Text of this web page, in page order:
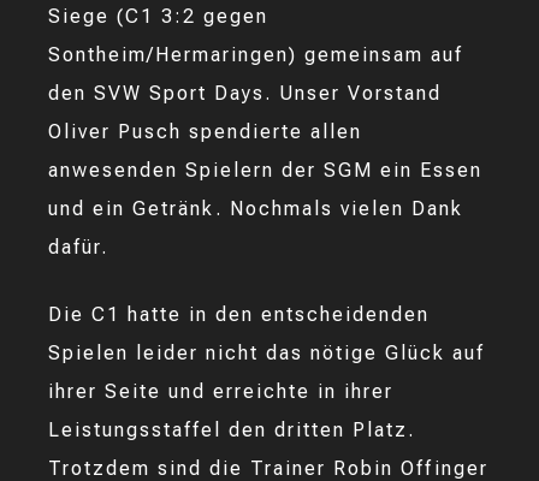
Siege (C1 3:2 gegen
Sontheim/Hermaringen) gemeinsam auf
den SVW Sport Days. Unser Vorstand
Oliver Pusch spendierte allen
anwesenden Spielern der SGM ein Essen
und ein Getränk. Nochmals vielen Dank
dafür.
Die C1 hatte in den entscheidenden
Spielen leider nicht das nötige Glück auf
ihrer Seite und erreichte in ihrer
Leistungsstaffel den dritten Platz.
Trotzdem sind die Trainer Robin Offinger